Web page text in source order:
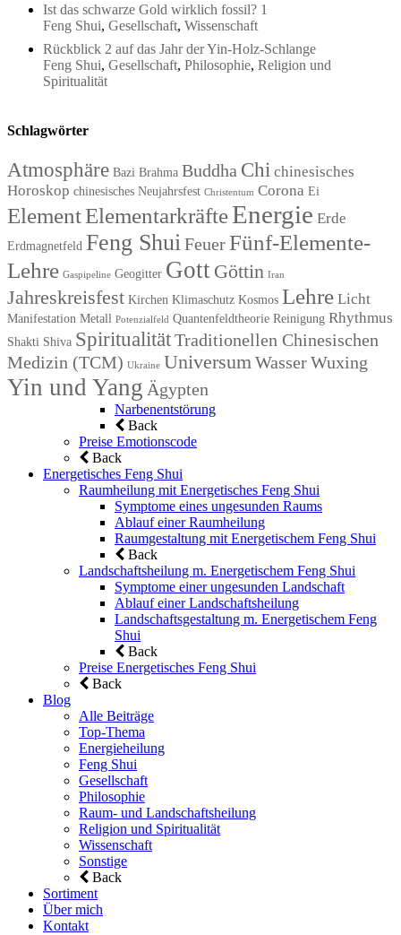
Ist das schwarze Gold wirklich fossil? 1
Feng Shui, Gesellschaft, Wissenschaft
Rückblick 2 auf das Jahr der Yin-Holz-Schlange
Feng Shui, Gesellschaft, Philosophie, Religion und
Spiritualität
Schlagwörter
Atmosphäre Bazi Brahma Buddha Chi chinesisches
Horoskop chinesisches Neujahrsfest Christentum Corona Ei
ElementElementarkräfteEnergie Erde
Erdmagnetfeld Feng ShuiFeuerFünf-Elemente-
Lehre Gaspipeline Geogitter Gott Göttin Iran
Jahreskreisfest Kirchen Klimaschutz Kosmos Lehre Licht
Manifestation Metall Potenzialfeld Quantenfeldtheorie Reinigung Rhythmus
Shakti Shiva SpiritualitätTraditionellen Chinesischen
Medizin (TCM) Ukraine UniversumWasserWuxing
Yin und Yang Ägypten
Narbenentstörung
Back
Preise Emotionscode
Back
Energetisches Feng Shui
Raumheilung mit Energetisches Feng Shui
Symptome eines ungesunden Raums
Ablauf einer Raumheilung
Raumgestaltung mit Energetischem Feng Shui
Back
Landschaftsheilung m. Energetischem Feng Shui
Symptome einer ungesunden Landschaft
Ablauf einer Landschaftsheilung
Landschaftsgestaltung m. Energetischem Feng
Shui
Back
Preise Energetisches Feng Shui
Back
Blog
Alle Beiträge
Top-Thema
Energieheilung
Feng Shui
Gesellschaft
Philosophie
Raum- und Landschaftsheilung
Religion und Spiritualität
Wissenschaft
Sonstige
Back
Sortiment
Über mich
Kontakt